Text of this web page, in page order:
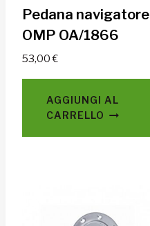
Pedana navigatore
OMP OA/1866
53,00€
AGGIUNGI AL
CARRELLO